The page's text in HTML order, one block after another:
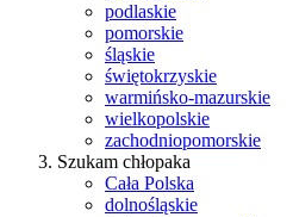
podlaskie
pomorskie
śląskie
świętokrzyskie
warmińsko-mazurskie
wielkopolskie
zachodniopomorskie
Szukam chłopaka
Cała Polska
dolnośląskie